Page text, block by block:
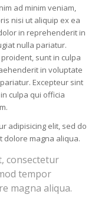
ad minim veniam,
nisi ut aliquip ex ea
in reprehenderit in
nulla pariatur.
sunt in culpa
in voluptate
Excepteur sint
culpa qui officia
adipisicing elit, sed do
dolore magna aliqua.
consectetur
tempor
magna aliqua.